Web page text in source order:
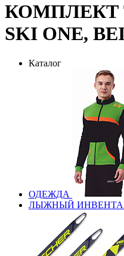
КОМПЛЕКТ
SKI ONE,
Каталог
ОДЕЖДА
ЛЫЖНЫЙ